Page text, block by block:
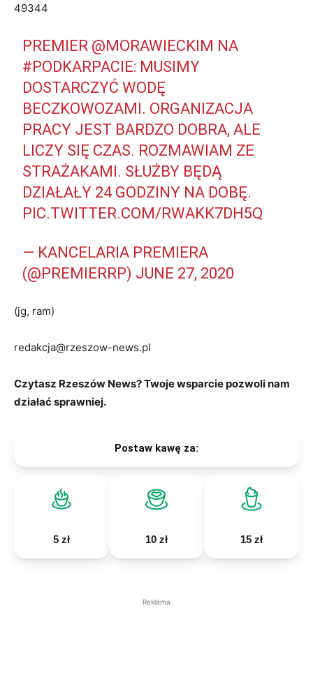
49344
PREMIER @MORAWIECKIM NA
#PODKARPACIE: MUSIMY
DOSTARCZYĆ WODĘ
BECZKOWOZAMI. ORGANIZACJA
PRACY JEST BARDZO DOBRA, ALE
LICZY SIĘ CZAS. ROZMAWIAM ZE
STRAŻAKAMI. SŁUŻBY BĘDĄ
DZIAŁAŁY 24 GODZINY NA DOBĘ.
PIC.TWITTER.COM/RWAKK7DH5Q
— KANCELARIA PREMIERA
(@PREMIERRP) JUNE 27, 2020
(jg, ram)
redakcja@rzeszow-news.pl
Czytasz Rzeszów News? Twoje wsparcie pozwoli nam
działać sprawniej.
Postaw kawę za:
5 zł 10 zł 15 zł
Reklama